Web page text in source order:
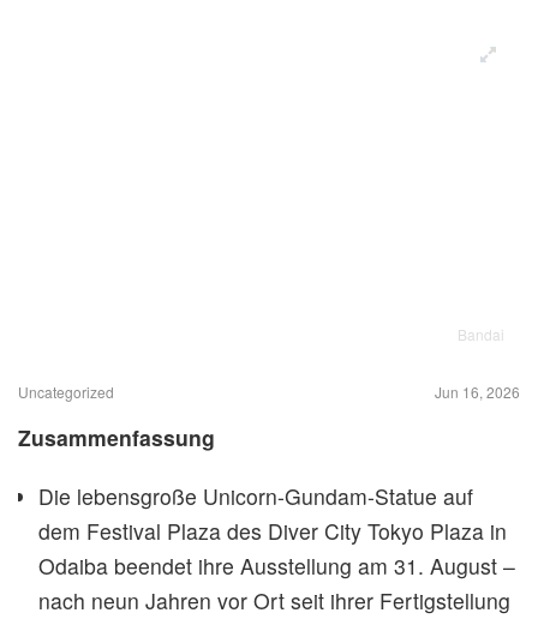
Bandai
Uncategorized Jun 16, 2026
Zusammenfassung
Die lebensgroße Unicorn-Gundam-Statue auf
dem Festival Plaza des Diver City Tokyo Plaza in
Odaiba beendet ihre Ausstellung am 31. August –
nach neun Jahren vor Ort seit ihrer Fertigstellung